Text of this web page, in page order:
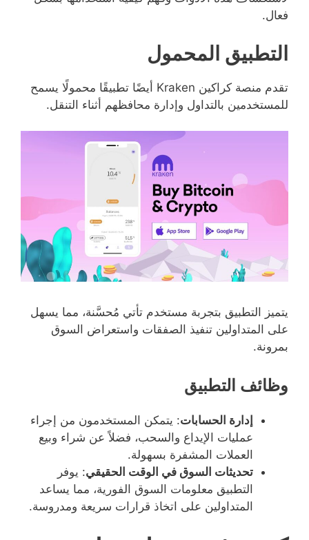
فعال.
التطبيق المحمول
تقدم منصة كراكين Kraken أيضًا تطبيقًا محمولًا يسمح
للمستخدمين بالتداول وإدارة محافظهم أثناء التنقل.
يتميز التطبيق بتجربة مستخدم تأتي مُحسَّنة، مما يسهل
على المتداولين تنفيذ الصفقات واستعراض السوق
بمرونة.
وظائف التطبيق
إدارة الحسابات: يتمكن المستخدمون من إجراء
عمليات الإيداع والسحب، فضلاً عن شراء وبيع
العملات المشفرة بسهولة.
تحديثات السوق في الوقت الحقيقي: يوفر
التطبيق معلومات السوق الفورية، مما يساعد
المتداولين على اتخاذ قرارات سريعة ومدروسة.